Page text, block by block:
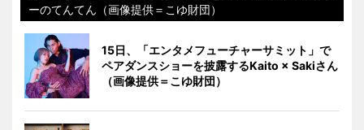
ーのてんてん（画像提供＝こゆ財団）
15日、「エンタメフューチャーサミット」で
ペアダンスショーを披露するKaito × Sakiさん
（画像提供＝こゆ財団）